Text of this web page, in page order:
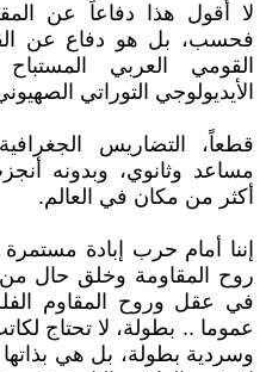
لا أقول هذا دفاعاً عن
فحسب، بل هو دفاع عن
القومي العربي
الأيديولوجي التوراتي
قطعاً، التضاريس
مساعد وثانوي، وبدونه
أكثر من مكان في العالم.
إننا أمام حرب إبادة
روح المقاومة وخلق حال من
في عقل وروح المقاوم
عموما .. بطولة، لا تحتاج
وسردية بطولة، بل هي